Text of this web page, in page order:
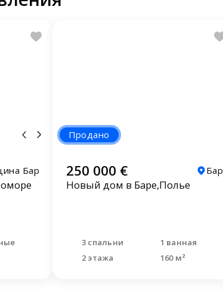
Бар
Продано
250 000 € Бар
Новый дом в Баре,Полье
3 спальни
1 ванная
2 этажа
160 м²